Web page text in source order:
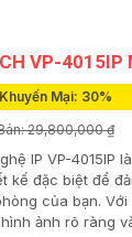
VP-4015IP
Mại: 30%
29,800,000 ₫
IP VP-4015IP
kế đặc biệt để
của bạn.
ảnh rõ ràng